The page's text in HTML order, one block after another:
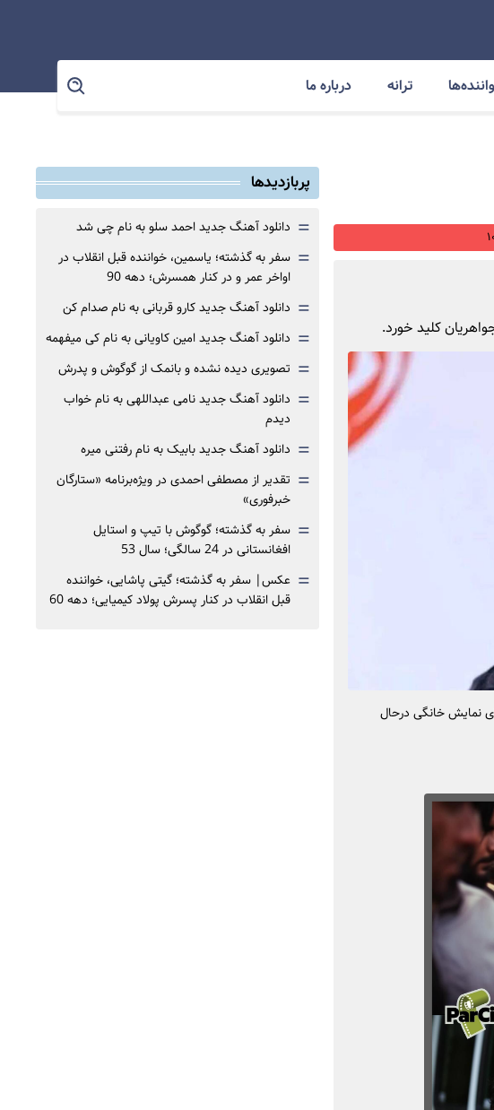
ترانه درباره ما
کلید خورد.
نمایش خانگی درحال
پربازدیدها
= دانلود آهنگ جدید احمد سلو به نام چی شد
= سفر به گذشته؛ یاسمین، خواننده قبل انقلاب در
اواخر عمر و در کنار همسرش؛ دهه 90
= دانلود آهنگ جدید کارو قربانی به نام صدام کن
= دانلود آهنگ جدید امین کاویانی به نام کی میفهمه
= تصویری دیده نشده و بانمک از گوگوش و پدرش
= دانلود آهنگ جدید نامی عبداللهی به نام خواب
دیدم
= دانلود آهنگ جدید بابیک به نام رفتنی میره
= تقدیر از مصطفی احمدی در ویژه‌برنامه «ستارگان
خبرفوری»
= سفر به گذشته؛ گوگوش با تیپ و استایل
افغانستانی در 24 سالگی؛ سال 53
= عکس| سفر به گذشته؛ گیتی پاشایی، خواننده
قبل انقلاب در کنار پسرش پولاد کیمیایی؛ دهه 60